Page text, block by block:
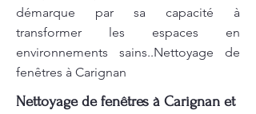
démarque par sa capacité à
transformer les espaces en
environnements sains..Nettoyage de
fenêtres à Carignan
Nettoyage de fenêtres à Carignan et